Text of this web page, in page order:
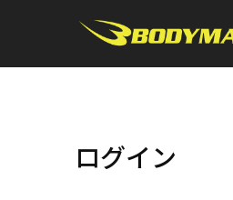
ログイン